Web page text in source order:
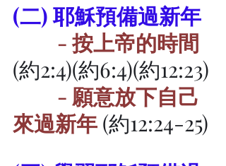
(二) 耶穌預備過新年
- 按上帝的時間
(約2:4)(約6:4)(約12:23)
- 願意放下自己
來過新年 (約12:24-25)